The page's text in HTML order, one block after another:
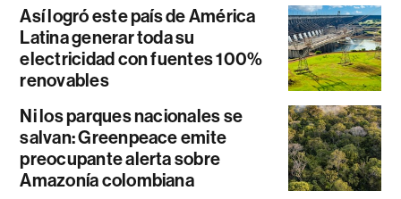
Así logró este país de América
Latina generar toda su
electricidad con fuentes 100%
renovables
Ni los parques nacionales se
salvan: Greenpeace emite
preocupante alerta sobre
Amazonía colombiana